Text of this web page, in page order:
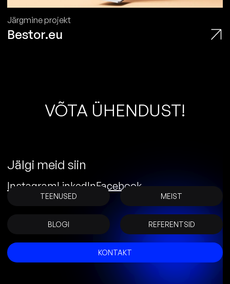
Järgmine projekt
Bestor.eu
VÕTA ÜHENDUST!
Jälgi meid siin
InstagramLinkedInFacebook
TEENUSED MEIST
BLOGI REFERENTSID
KONTAKT